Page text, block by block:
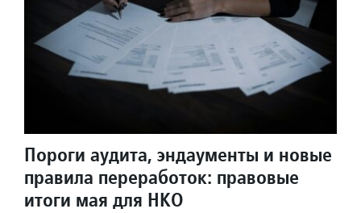
Пороги аудита, эндаументы и новые
правила переработок: правовые
итоги мая для НКО